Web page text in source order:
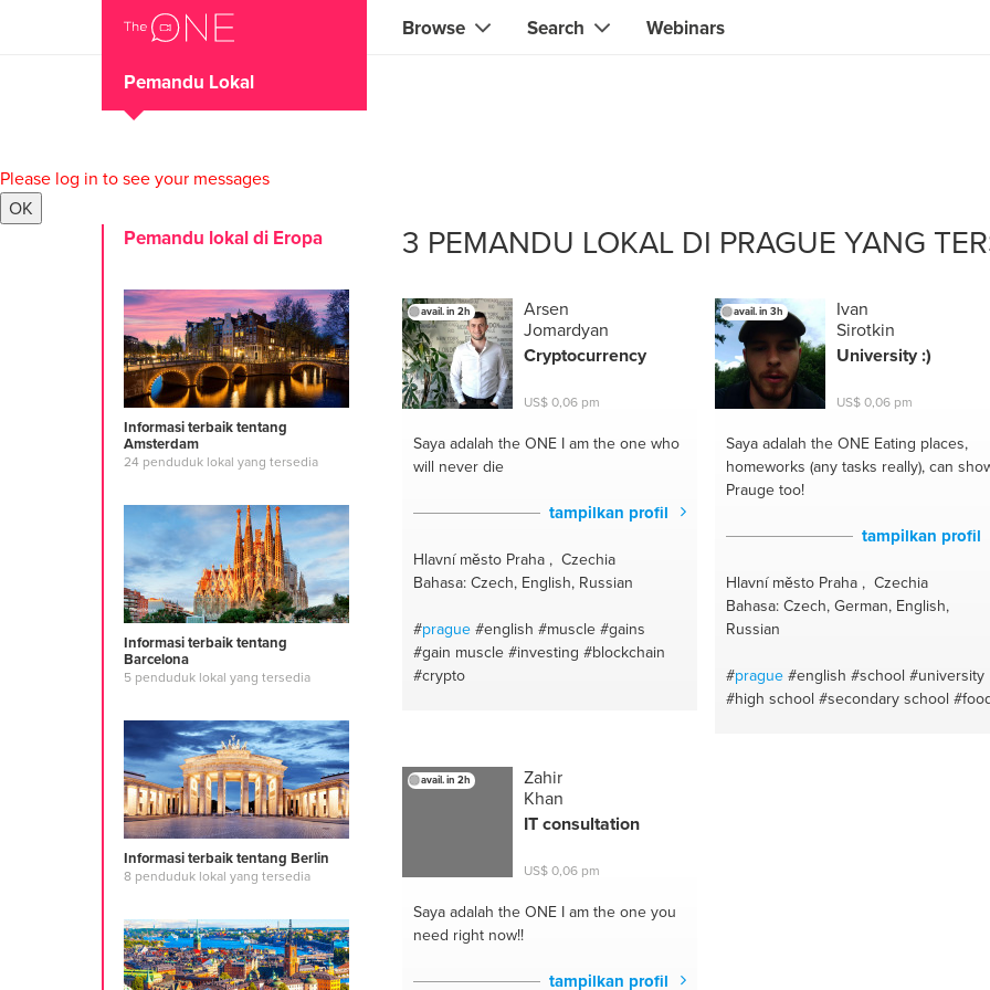
Browse
Musicians & singers
Consultants
Fitness trainers
Food & health specialists
Finance & legal advisors
Handymen & gardeners
Alternative science
Search Webinars
Please log in to see your messages
OK
Pemandu Lokal
Pemandu lokal di Eropa
Informasi terbaik tentang
Amsterdam
24 penduduk lokal yang tersedia
Informasi terbaik tentang
Barcelona
5 penduduk lokal yang tersedia
Informasi terbaik tentang Berlin
8 penduduk lokal yang tersedia
3 PEMANDU LOKAL DI PRAGUE YANG
avail. in 2h
Arsen
Jomardyan
Cryptocurrency
US$ 0,06 pm
Saya adalah the ONE I am the one who
will never die
tampilkan profil
Hlavní město Praha , Czechia
Bahasa: Czech, English, Russian
#prague#english #muscle#gains
#gain muscle#investing #blockchain
#crypto
avail. in 3h
Ivan
Sirotkin
University :)
US$ 0,06 pm
Saya adalah the ONE Eating places,
homeworks (any tasks really), can
Prauge too!
tampilkan profil
Hlavní město Praha , Czechia
Bahasa: Czech, German, English,
Russian
#prague#english #school #university
#high school #secondary school
avail. in 2h
Zahir
Khan
IT consultation
US$ 0,06 pm
Saya adalah the ONE I am the one you
need right now!!
tampilkan profil